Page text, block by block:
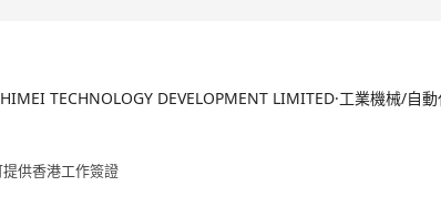
TECHNOLOGY DEVELOPMENT LIMITED·工業機械/自
提供香港工作簽證